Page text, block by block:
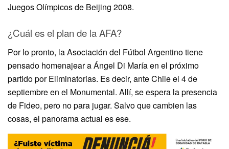
Juegos Olímpicos de Beijing 2008.
¿Cuál es el plan de la AFA?
Por lo pronto, la Asociación del Fútbol Argentino tiene
pensado homenajear a Ángel Di María en el próximo
partido por Eliminatorias. Es decir, ante Chile el 4 de
septiembre en el Monumental. Allí, se espera la presencia
de Fideo, pero no para jugar. Salvo que cambien las
cosas, el panorama actual es ese.